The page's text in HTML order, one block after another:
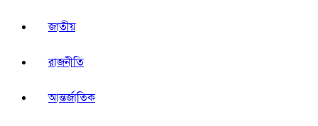
জাতীয়
রাজনীতি
আন্তর্জাতিক